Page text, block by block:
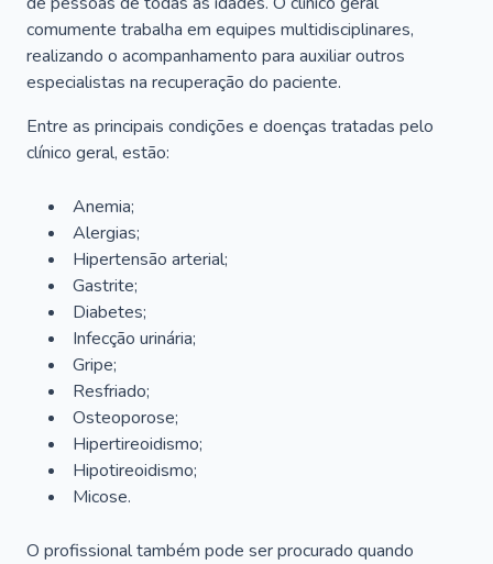
comumente trabalha em equipes multidisciplinares,
realizando o acompanhamento para auxiliar outros
especialistas na recuperação do paciente.
Entre as principais condições e doenças tratadas pelo
clínico geral, estão:
Anemia;
Alergias;
Hipertensão arterial;
Gastrite;
Diabetes;
Infecção urinária;
Gripe;
Resfriado;
Osteoporose;
Hipertireoidismo;
Hipotireoidismo;
Micose.
O profissional também pode ser procurado quando